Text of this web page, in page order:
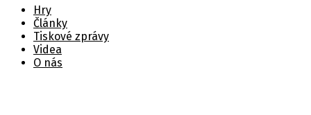
Hry
Články
Tiskové zprávy
Videa
O nás